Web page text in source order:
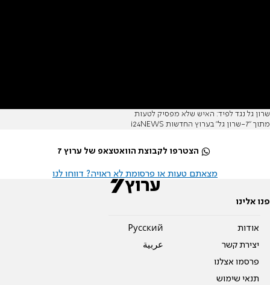
שרון גל נגד לפיד: האיש שלא מפסיק לטעות
מתוך "7-שרון גל" בערוץ החדשות i24NEWS
הצטרפו לקבוצת הוואטצאפ של ערוץ 7
מצאתם טעות או פרסומת לא ראויה? דווחו לנו
פנו אלינו
אודות
יצירת קשר
פרסמו אצלנו
תנאי שימוש
Pусский
عربية